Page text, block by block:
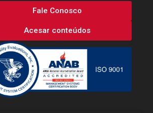
Fale Conosco
Acesar conteúdos